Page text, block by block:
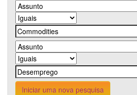
Iniciar uma nova pesquisa